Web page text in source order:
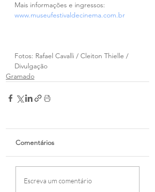
Mais informações e ingressos:
www.museufestivaldecinema.com.br
Fotos: Rafael Cavalli / Cleiton Thielle /
Divulgação
Gramado
Comentários
Escreva um comentário